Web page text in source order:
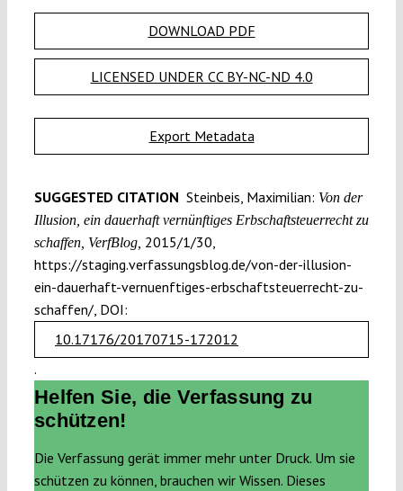
DOWNLOAD PDF
LICENSED UNDER CC BY-NC-ND 4.0
Export Metadata
SUGGESTED CITATION Steinbeis, Maximilian: Von der
Illusion, ein dauerhaft vernünftiges Erbschaftsteuerrecht zu
schaffen, VerfBlog, 2015/1/30,
https://staging.verfassungsblog.de/von-der-illusion-
ein-dauerhaft-vernuenftiges-erbschaftsteuerrecht-zu-
schaffen/, DOI:
10.17176/20170715-172012
.
Helfen Sie, die Verfassung zu
schützen!
Die Verfassung gerät immer mehr unter Druck. Um sie
schützen zu können, brauchen wir Wissen. Dieses